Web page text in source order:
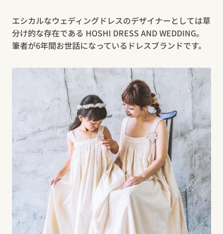
エシカルなウェディングドレスのデザイナーとしては草
分け的な存在である HOSHI DRESS AND WEDDING。
筆者が6年間お世話になっているドレスブランドです。